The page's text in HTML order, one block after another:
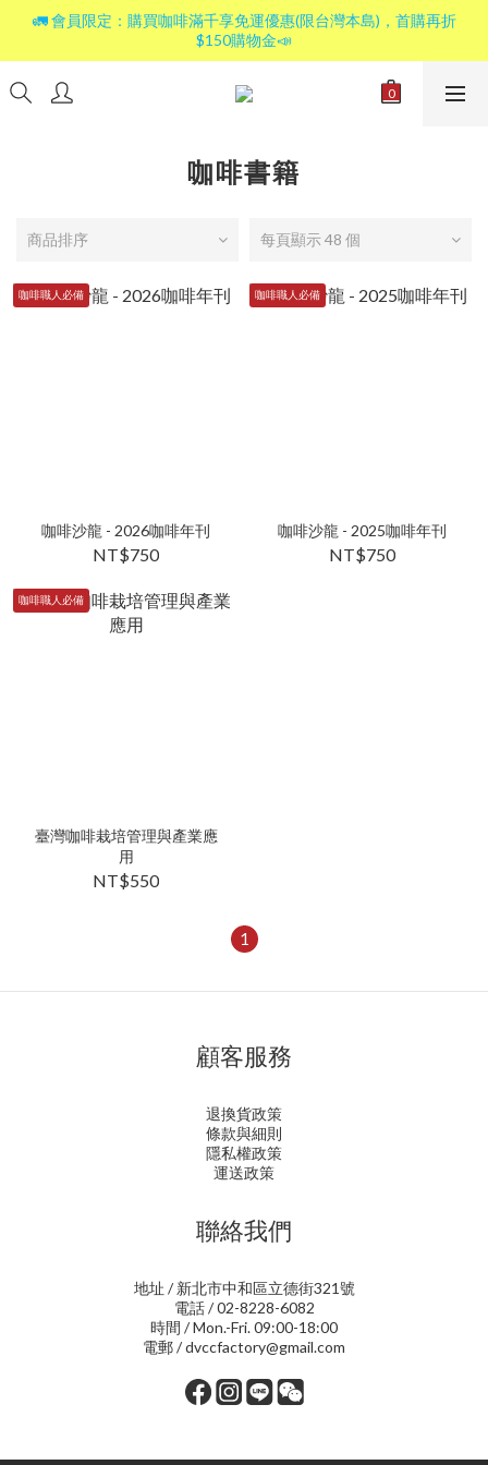
🚛 會員限定：購買咖啡滿千享免運優惠(限台灣本島)，首購再折
$150購物金📣
咖啡書籍
商品排序 每頁顯示 48 個
咖啡職人必備
咖啡沙龍 - 2026咖啡年刊
NT$750
咖啡職人必備
咖啡沙龍 - 2025咖啡年刊
NT$750
咖啡職人必備
臺灣咖啡栽培管理與產業應
用
NT$550
1
顧客服務
退換貨政策
條款與細則
隱私權政策
運送政策
聯絡我們
地址 / 新北市中和區立德街321號
電話 / 02-8228-6082
時間 / Mon.-Fri. 09:00-18:00
電郵 / dvccfactory@gmail.com